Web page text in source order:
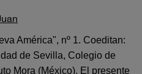
América", nº 1. Coeditan:
de Sevilla, Colegio de
Mora (México). El presente